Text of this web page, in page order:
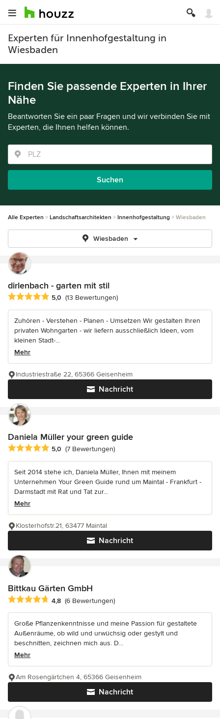
Experten für Innenhofgestaltung in
Wiesbaden
Finden Sie passende Experten in Ihrer
Nähe
Beantworten Sie ein paar Fragen und wir verbinden Sie mit
Experten, die Ihnen helfen können.
Suchen
Alle Experten Landschaftsarchitekten Innenhofgestaltung Wiesbaden
Wiesbaden
dirlenbach - garten mit stil
Durchschnittliche Bewertung: 5 von 5 Sternen
5,0 (13 Bewertungen)
Zuhören - Verstehen - Planen - Umsetzen Wir gestalten Ihren
privaten Wohngarten - wir liefern ausschließlich Ideen, vom
kleinen Stadt-...
Mehr
Nachricht
Industriestraße 22, 65366 Geisenheim
Daniela Müller your green guide
Durchschnittliche Bewertung: 5 von 5 Sternen
5,0 (7 Bewertungen)
Seit 2014 stehe ich, Daniela Müller, Ihnen mit meinem
Unternehmen Your Green Guide rund um Maintal - Frankfurt -
Darmstadt mit Rat und Tat zur...
Mehr
Nachricht
Klosterhofstr.21, 63477 Maintal
Bittkau Gärten GmbH
Durchschnittliche Bewertung: 4.8 von 5 Sternen
4,8 (6 Bewertungen)
Große Pflanzenkenntnisse und meine Passion für gestaltete
Außenräume, ob wild und urwüchsig oder gestylt und
beschnitten, zeichnen mich aus. D...
Mehr
Nachricht
Am Rosengärtchen 4, 65366 Geisenheim